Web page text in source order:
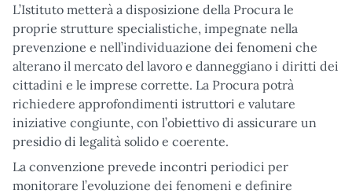
L’Istituto metterà a disposizione della Procura le
proprie strutture specialistiche, impegnate nella
prevenzione e nell’individuazione dei fenomeni che
alterano il mercato del lavoro e danneggiano i diritti dei
cittadini e le imprese corrette. La Procura potrà
richiedere approfondimenti istruttori e valutare
iniziative congiunte, con l’obiettivo di assicurare un
presidio di legalità solido e coerente.
La convenzione prevede incontri periodici per
monitorare l’evoluzione dei fenomeni e definire